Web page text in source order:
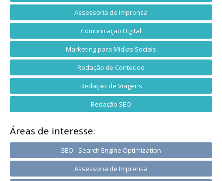
Assessoria de Imprensa
Comunicação Digital
Marketing para Mídias Sociais
Redação de Conteúdo
Redação de Viagens
Redação SEO
Áreas de interesse:
SEO - Search Engine Optimization
Assessoria de Imprensa